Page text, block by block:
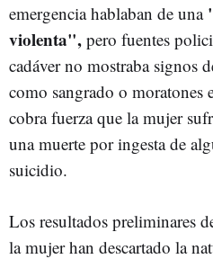
emergencia hablaban de una
violenta", pero fuentes
cadáver no mostraba signos
como sangrado o moratones
cobra fuerza que la mujer
una muerte por ingesta de
suicidio.
Los resultados preliminares
la mujer han descartado la